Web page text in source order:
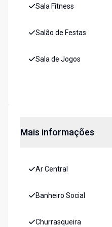
Sala Fitness
Salão de Festas
Sala de Jogos
Mais informações
Ar Central
Banheiro Social
Churrasqueira